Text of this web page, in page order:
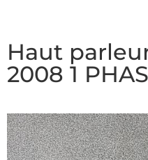
Haut
2008 1